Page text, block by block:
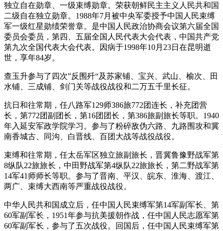
独立自在勋章、一级束缚勋章。荣获朝鲜民主主义人民共和国
二级自在独立勋章。1988年7月被中央军委授予中国人民束缚
军一级红星勋绩荣誉章。是中国人民政治协商会议第六届全国
委员会委员，第四、五届全国人民代表大会代表，中国共产党
第九次全国代表大会代表。因病于1998年10月23日在昆明逝
世，享年84岁。
查玉升参与了四次”反围歼“及苏家铺、宝兴、武山、榆次、田
水铺、三成铺、剑门关等战役战役和二万五千里长征。
抗日和往常期，任八路军129师386旅772团连长，补充团营
长，第772团副团长，第16团团长，第386旅副旅长等职。1940
年入延安军政学院学习。参与了粉碎敌伪六路、九路围攻和冀
南香城古、同沟、白晋线、百团大战等战役战役。
束缚和往常期，任太岳军区独立旅副旅长，晋冀鲁豫野战军第
8纵队22旅旅长，中田野战军第4纵队22旅旅长，第二野战军第
14军41师师长等职。参与了晋南、平汉、皖东、淮海、渡江、
两广、束缚大西南等严重战役战役。
中华人民共和国成立后，任中国人民束缚军第14军副军长、第
60军副军长，1951年参与抗美援朝作战，任中国人民志愿军第
60军副军长，参与了五次战役。回国后，任中国人民束缚军第